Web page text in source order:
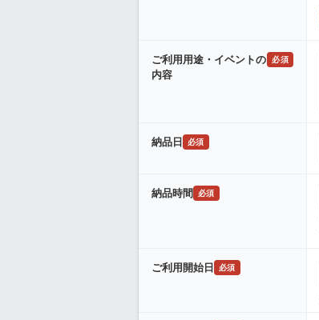
ご利用用途・イベントの
内容
必須
納品日 必須
納品時間 必須
ご利用開始日 必須